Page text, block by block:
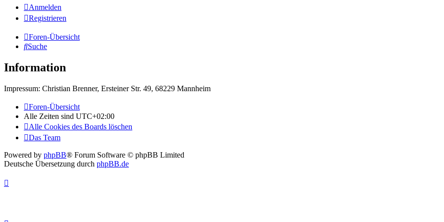
Anmelden
Registrieren
Foren-Übersicht
Suche
Information
Impressum: Christian Brenner, Ersteiner Str. 49, 68229 Mannheim
Foren-Übersicht
Alle Zeiten sind UTC+02:00
Alle Cookies des Boards löschen
Das Team
Powered by phpBB® Forum Software © phpBB Limited
Deutsche Übersetzung durch phpBB.de